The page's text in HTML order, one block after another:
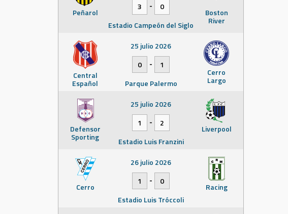
Peñarol Boston
River
3
-
0
Estadio Campeón del Siglo
Central
Español
Cerro
Largo
25 julio 2026
0
-
1
Parque Palermo
Defensor
Sporting
Liverpool
25 julio 2026
1
-
2
Estadio Luis Franzini
Cerro Racing
26 julio 2026
1
-
0
Estadio Luis Tróccoli